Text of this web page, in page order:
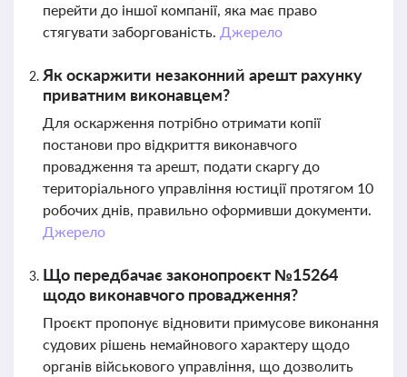
перейти до іншої компанії, яка має право
стягувати заборгованість. Джерело
Як оскаржити незаконний арешт рахунку
приватним виконавцем?
Для оскарження потрібно отримати копії
постанови про відкриття виконавчого
провадження та арешт, подати скаргу до
територіального управління юстиції протягом 10
робочих днів, правильно оформивши документи.
Джерело
Що передбачає законопроєкт №15264
щодо виконавчого провадження?
Проєкт пропонує відновити примусове виконання
судових рішень немайнового характеру щодо
органів військового управління, що дозволить